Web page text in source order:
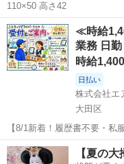
110×50 高さ42
東京 大田区 矢口渡駅
≪時給
業務 日勤
時給
日払い
株式会社エ
大田区
【8/1新着！履歴書不要・私
スタート！】【大田市場内
費全額支給！】青果市場で
東京 大田区 その他
【夏の